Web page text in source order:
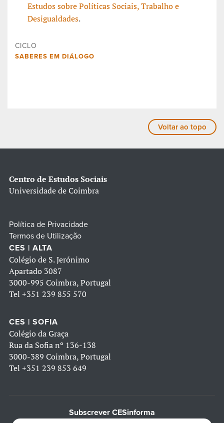
Estudos sobre Políticas Sociais, Trabalho e
Desigualdades.
CICLO
SABERES EM DIÁLOGO
Voltar ao topo
Centro de Estudos Sociais
Universidade de Coimbra
Política de Privacidade
Termos de Utilização
CES | ALTA
Colégio de S. Jerónimo
Apartado 3087
3000-995 Coimbra, Portugal
Tel +351 239 855 570
CES | SOFIA
Colégio da Graça
Rua da Sofia nº 136-138
3000-389 Coimbra, Portugal
Tel +351 239 853 649
Subscrever CESinforma